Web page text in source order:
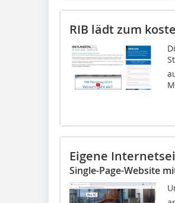
RIB lädt zum
Eigene
Single-Page-Website